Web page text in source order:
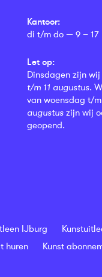
Kantoor:
di t/m do — 9 – 17
Let op:
Dinsdagen zijn
t/m 11 augustus.
van woensdag t/
augustus zijn wij
geopend.
IJburg
huren Kunst